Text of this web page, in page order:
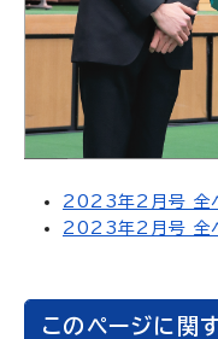
2023年2月号 全ペ
2023年2月号 全ペ
このページに関